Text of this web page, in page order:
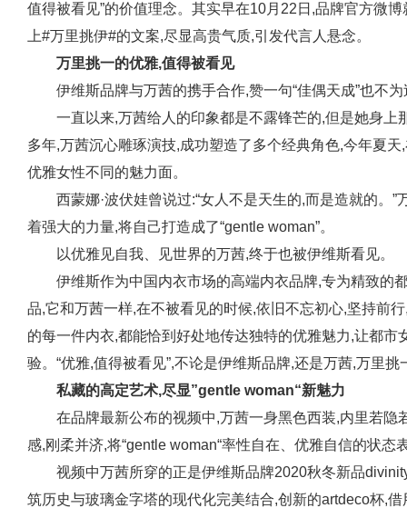
值得被看见”的价值理念。其实早在10月22日,品牌官方微
上#万里挑伊#的文案,尽显高贵气质,引发代言人悬念。
万里挑一的优雅,值得被看见
伊维斯品牌与万茜的携手合作,赞一句“佳偶天成”也不为
一直以来,万茜给人的印象都是不露锋芒的,但是她身
多年,万茜沉心雕琢演技,成功塑造了多个经典角色,今年夏
优雅女性不同的魅力面。
西蒙娜·波伏娃曾说过:“女人不是天生的,而是造就的。
着强大的力量,将自己打造成了“gentle woman”。
以优雅见自我、见世界的万茜,终于也被伊维斯看见。
伊维斯作为中国内衣市场的高端内衣品牌,专为精致的
品,它和万茜一样,在不被看见的时候,依旧不忘初心,坚持前
的每一件内衣,都能恰到好处地传达独特的优雅魅力,让都
验。“优雅,值得被看见”,不论是伊维斯品牌,还是万茜,万里
私藏的高定艺术,尽显”gentle woman“新魅力
在品牌最新公布的视频中,万茜一身黑色西装,内里若
感,刚柔并济,将“gentle woman“率性自在、优雅自信的状态
视频中万茜所穿的正是伊维斯品牌2020秋冬新品
筑历史与玻璃金字塔的现代化完美结合,创新的artdeco杯,